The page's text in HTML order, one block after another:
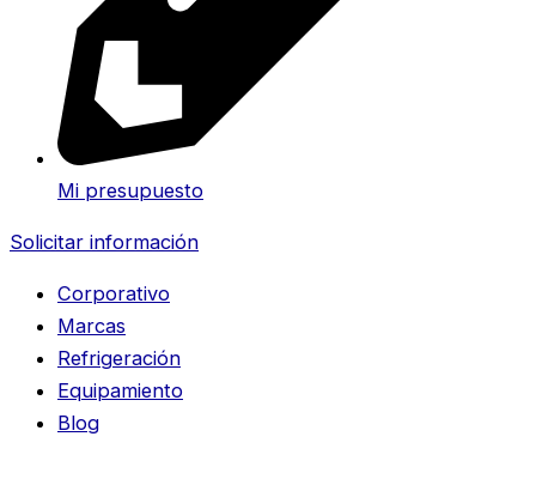
Mi presupuesto
Solicitar información
Corporativo
Marcas
Refrigeración
Equipamiento
Blog